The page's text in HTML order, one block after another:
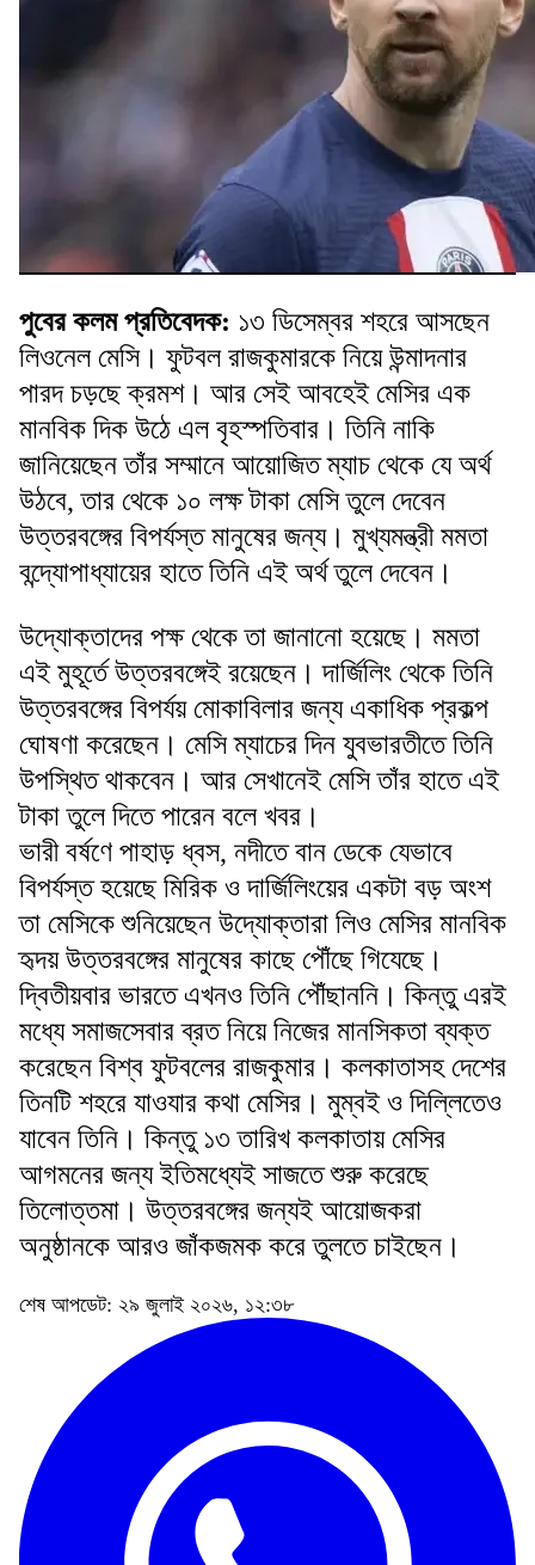
পুবের কলম প্রতিবেদক: ১৩ ডিসেম্বর শহরে আসছেন
লিওনেল মেসি। ফুটবল রাজকুমারকে নিয়ে উন্মাদনার
পারদ চড়ছে ক্রমশ। আর সেই আবহেই মেসির এক
মানবিক দিক উঠে এল বৃহস্পতিবার। তিনি নাকি
জানিয়েছেন তাঁর সম্মানে আয়োজিত ম্যাচ থেকে যে অর্থ
উঠবে, তার থেকে ১০ লক্ষ টাকা মেসি তুলে দেবেন
উত্তরবঙ্গের বিপর্যস্ত মানুষের জন্য। মুখ্যমন্ত্রী মমতা
বন্দ্যোপাধ্যায়ের হাতে তিনি এই অর্থ তুলে দেবেন।
উদ্যোক্তাদের পক্ষ থেকে তা জানানো হয়েছে। মমতা
এই মুহূর্তে উত্তরবঙ্গেই রয়েছেন। দার্জিলিং থেকে তিনি
উত্তরবঙ্গের বিপর্যয় মোকাবিলার জন্য একাধিক প্রকল্প
ঘোষণা করেছেন। মেসি ম্যাচের দিন যুবভারতীতে তিনি
উপস্থিত থাকবেন। আর সেখানেই মেসি তাঁর হাতে এই
টাকা তুলে দিতে পারেন বলে খবর।
ভারী বর্ষণে পাহাড় ধ্বস, নদীতে বান ডেকে যেভাবে
বিপর্যস্ত হয়েছে মিরিক ও দার্জিলিংয়ের একটা বড় অংশ
তা মেসিকে শুনিয়েছেন উদ্যোক্তারা লিও মেসির মানবিক
হৃদয় উত্তরবঙ্গের মানুষের কাছে পৌঁছে গিযেছে।
দ্বিতীয়বার ভারতে এখনও তিনি পৌঁছাননি। কিন্তু এরই
মধ্যে সমাজসেবার ব্রত নিয়ে নিজের মানসিকতা ব্যক্ত
করেছেন বিশ্ব ফুটবলের রাজকুমার। কলকাতাসহ দেশের
তিনটি শহরে যাওযার কথা মেসির। মুম্বই ও দিল্লিতেও
যাবেন তিনি। কিন্তু ১৩ তারিখ কলকাতায় মেসির
আগমনের জন্য ইতিমধ্যেই সাজতে শুরু করেছে
তিলোত্তমা। উত্তরবঙ্গের জন্যই আয়োজকরা
অনুষ্ঠানকে আরও জাঁকজমক করে তুলতে চাইছেন।
শেষ আপডেট: ২৯ জুলাই ২০২৬, ১২:৩৮